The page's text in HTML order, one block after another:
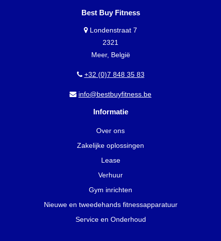
Best Buy Fitness
Londenstraat 7
2321
Meer, België
+32 (0)7 848 35 83
info@bestbuyfitness.be
Informatie
Over ons
Zakelijke oplossingen
Lease
Verhuur
Gym inrichten
Nieuwe en tweedehands fitnessapparatuur
Service en Onderhoud